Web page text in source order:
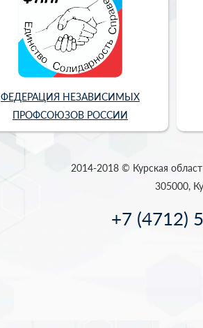
ФЕДЕРАЦИЯ НЕЗАВИСИМЫХ
ПРОФСОЮЗОВ РОССИИ
2014-2018 © Курская
305000,
+7 (4712)